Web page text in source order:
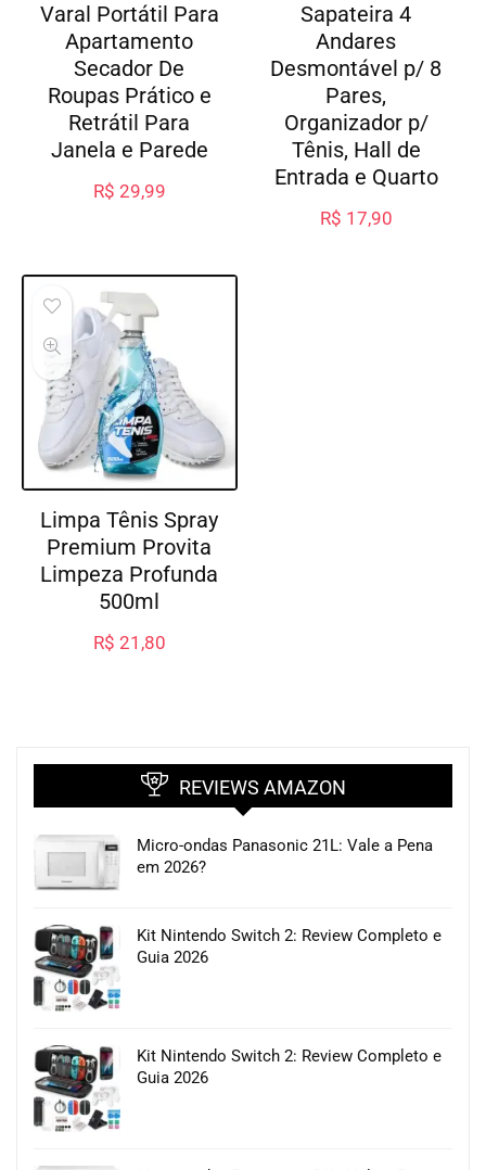
Varal Portátil Para
Apartamento
Secador De
Roupas Prático e
Retrátil Para
Janela e Parede
R$ 29,99
Sapateira 4
Andares
Desmontável p/ 8
Pares,
Organizador p/
Tênis, Hall de
Entrada e Quarto
R$ 17,90
Limpa Tênis Spray
Premium Provita
Limpeza Profunda
500ml
R$ 21,80
REVIEWS AMAZON
Micro-ondas Panasonic 21L: Vale a Pena
em 2026?
Kit Nintendo Switch 2: Review Completo e
Guia 2026
Kit Nintendo Switch 2: Review Completo e
Guia 2026